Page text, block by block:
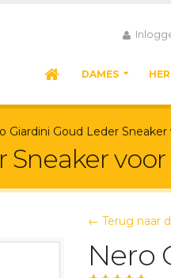
DAMES
Giardini Goud Leder
Sneaker
← Terug naar
Nero